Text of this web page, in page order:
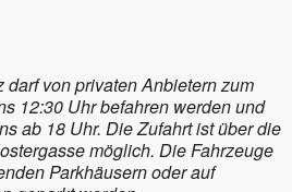
darf von privaten Anbietern zum
12:30 Uhr befahren werden und
ab 18 Uhr. Die Zufahrt ist über die
möglich. Die Fahrzeuge
Parkhäusern oder auf